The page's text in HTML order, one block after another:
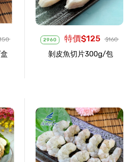
2960 特價$125 $160
剝皮魚切片300g/包